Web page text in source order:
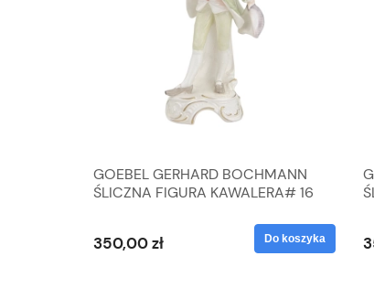
GOEBEL GERHARD BOCHMANN
ŚLICZNA FIGURA KAWALERA# 16
350,00 zł Do koszyka